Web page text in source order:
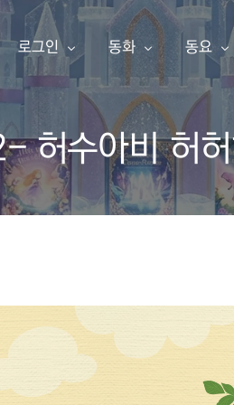
한글 동화책 샘
영어 동화책 샘
동요 샘플
로그인
동화책 만들기
내 동화책
구독 신청
동화
아이눈 이북
한글 동화책
영어 동화책
동요
아이눈
주니어
허수아비 허허